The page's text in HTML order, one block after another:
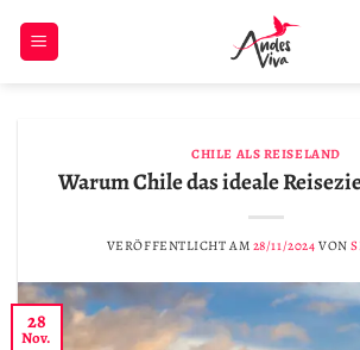
Inhalt
CHILE ALS REISELAND
Warum Chile das ideale
VERÖFFENTLICHT AM 28/11/2024 VON
28
Nov.